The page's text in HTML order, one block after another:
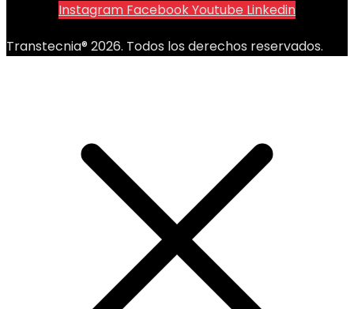
Instagram FacebookYoutube Linkedin
Transtecnia® 2026. Todos los derechos reservados.